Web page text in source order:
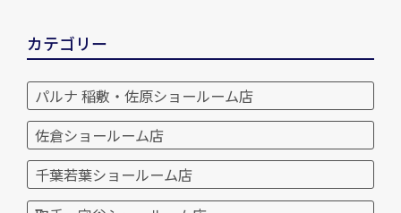
カテゴリー
パルナ 稲敷・佐原ショールーム店
佐倉ショールーム店
千葉若葉ショールーム店